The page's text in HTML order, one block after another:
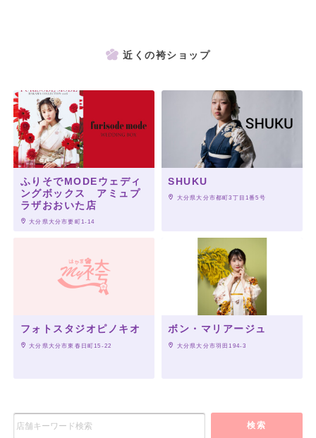
近くの袴ショップ
ふりそでMODEウェディ
ングボックス アミュプ
ラザおおいた店
大分県大分市要町1-14
SHUKU
大分県大分市都町3丁目1番5号
フォトスタジオピノキオ
大分県大分市東春日町15-22
ボン・マリアージュ
大分県大分市羽田194-3
検索